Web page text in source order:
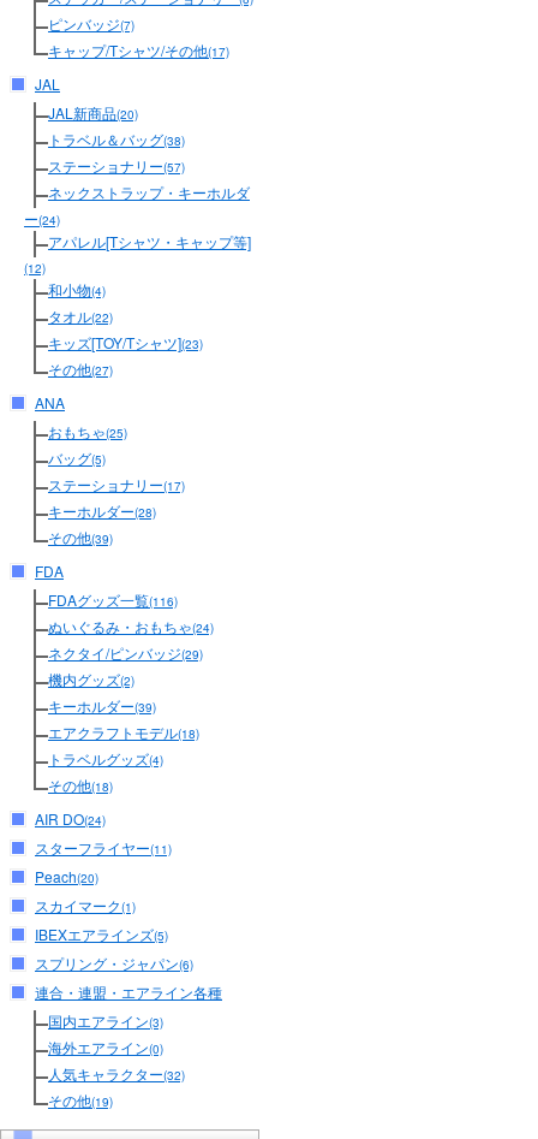
ピンバッジ(7)
キャップ/Tシャツ/その他(17)
JAL
JAL新商品(20)
トラベル＆バッグ(38)
ステーショナリー(57)
ネックストラップ・キーホルダ
ー(24)
アパレル[Tシャツ・キャップ等]
(12)
和小物(4)
タオル(22)
キッズ[TOY/Tシャツ](23)
その他(27)
ANA
おもちゃ(25)
バッグ(5)
ステーショナリー(17)
キーホルダー(28)
その他(39)
FDA
FDAグッズ一覧(116)
ぬいぐるみ・おもちゃ(24)
ネクタイ/ピンバッジ(29)
機内グッズ(2)
キーホルダー(39)
エアクラフトモデル(18)
トラベルグッズ(4)
その他(18)
AIR DO(24)
スターフライヤー(11)
Peach(20)
スカイマーク(1)
IBEXエアラインズ(5)
スプリング・ジャパン(6)
連合・連盟・エアライン各種
国内エアライン(3)
海外エアライン(0)
人気キャラクター(32)
その他(19)